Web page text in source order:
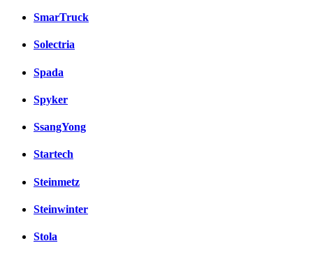
SmarTruck
Solectria
Spada
Spyker
SsangYong
Startech
Steinmetz
Steinwinter
Stola